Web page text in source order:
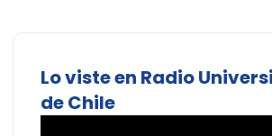
Lo viste en Radio
de Chile